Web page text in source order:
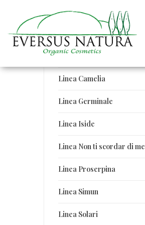
Linee Eversus Natura
Linea Argan
Linea Beneficio
Linea Camelia
Linea Germinale
Linea Iside
Linea Non ti scordar di me
Linea Proserpina
Linea Simun
Linea Solari